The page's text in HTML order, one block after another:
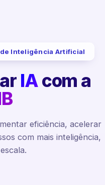
Inteligência Artificial
IAcom a
eficiência, acelerar
com mais inteligência,